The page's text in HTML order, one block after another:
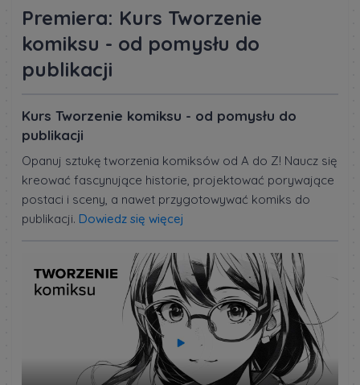
Premiera: Kurs Tworzenie
komiksu - od pomysłu do
publikacji
Kurs Tworzenie komiksu - od pomysłu do
publikacji
Opanuj sztukę tworzenia komiksów od A do Z! Naucz się
kreować fascynujące historie, projektować porywające
postaci i sceny, a nawet przygotowywać komiks do
publikacji. Dowiedz się więcej